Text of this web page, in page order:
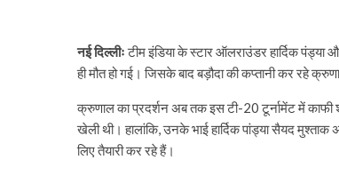
नई दिल्लीःटीम इंडिया के स्टार ऑलराउंडर हार्दिक
ही मौत हो गई। जिसके बाद बड़ौदा की कप्तानी कर रहे
क्रुणाल का प्रदर्शन अब तक इस टी-20 टूर्नामेंट में काफी
खेली थी। हालांकि, उनके भाई हार्दिक पांड्या सैयद
लिए तैयारी कर रहे हैं।